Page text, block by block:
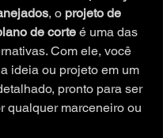
, o projeto de
de corte é uma das
Com ele, você
ideia ou projeto em um
pronto para ser
qualquer marceneiro ou